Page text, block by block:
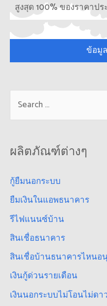
สูงสุด 100% ของราคาป
ข้อมู
ผลิตภัณฑ์ต่างๆ
กู้ยืมนอกระบบ
ยืมเงินในแอพธนาคาร
รีไฟแนนซ์บ้าน
สินเชื่อธนาคาร
สินเชื่อบ้านธนาคารไหนอ
เงินกู้ด่วนรายเดือน
เงินนอกระบบไม่โอนไม่ด